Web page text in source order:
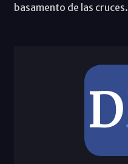
basamento de las cruces.